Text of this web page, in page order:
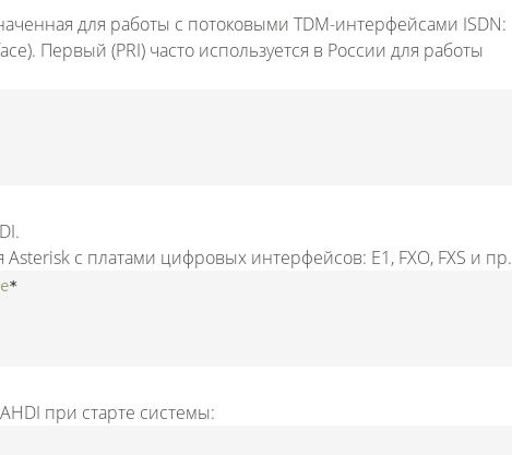
для работы с потоковыми TDM-интерфейсами ISDN:
Первый (PRI) часто используется в России для работы
с платами цифровых интерфейсов: E1, FXO, FXS и пр.
*
при старте системы: